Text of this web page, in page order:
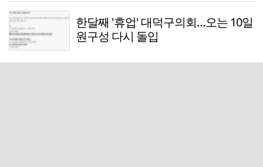
한달째 '휴업' 대덕구의회…오는 10일
원구성 다시 돌입